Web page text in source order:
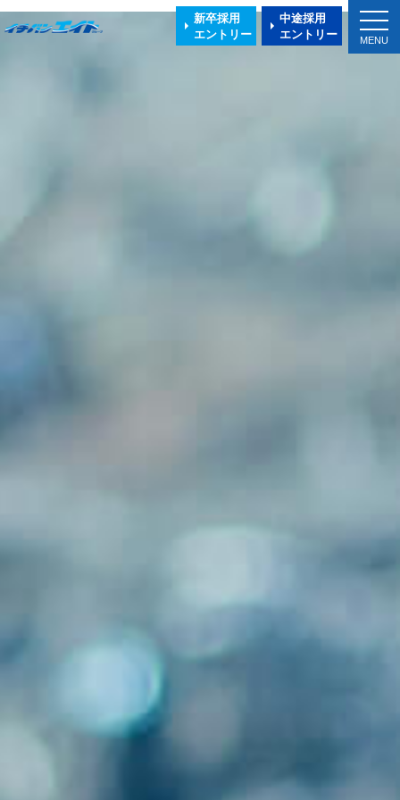
中途採用
エントリー
新卒採用
エントリー
MENU